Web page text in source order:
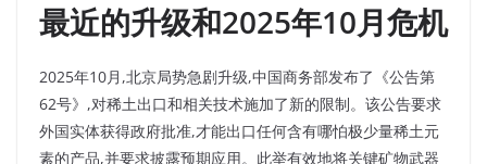
最近的升级和2025年10月危机
2025年10月,北京局势急剧升级,中国商务部发布了《公告第
62号》,对稀土出口和相关技术施加了新的限制。该公告要求
外国实体获得政府批准,才能出口任何含有哪怕极少量稀土元
素的产品,并要求披露预期应用。此举有效地将关键矿物武器